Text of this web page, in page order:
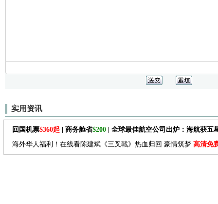
实用资讯
回国机票$360起 | 商务舱省$200 | 全球最佳航空公司出炉：海航获五
海外华人福利！在线看陈建斌《三叉戟》热血归回 豪情筑梦 高清免